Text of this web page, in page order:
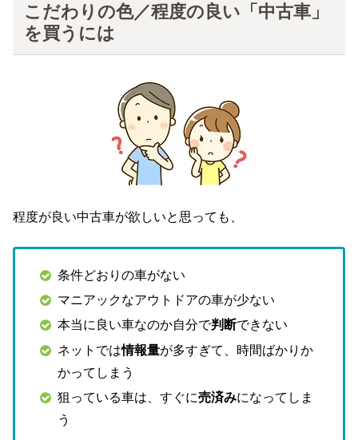
こだわりの色／程度の良い「中古車」
を買うには
程度が良い中古車が欲しいと思っても、
条件どおりの車がない
マニアックなアウトドアの車が少ない
本当に良い車なのか自分で判断できない
ネットでは情報量が多すぎて、時間ばかりか
かってしまう
狙っている車は、すぐに売済みになってしま
う